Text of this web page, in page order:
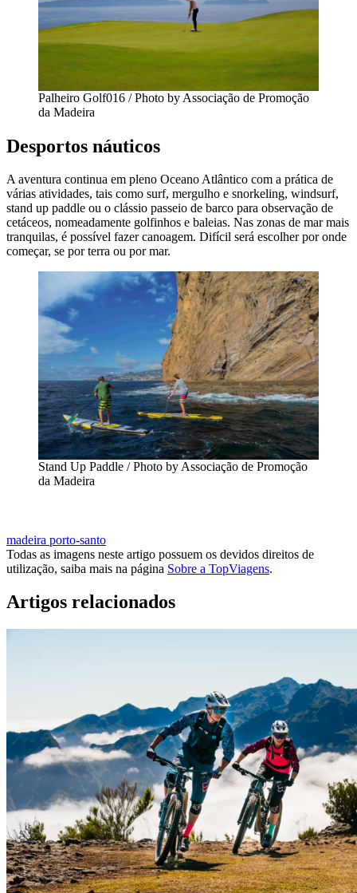
Palheiro Golf016 / Photo by Associação de Promoção
da Madeira
Desportos náuticos
A aventura continua em pleno Oceano Atlântico com a prática de
várias atividades, tais como surf, mergulho e snorkeling, windsurf,
stand up paddle ou o clássio passeio de barco para observação de
cetáceos, nomeadamente golfinhos e baleias. Nas zonas de mar mais
tranquilas, é possível fazer canoagem. Difícil será escolher por onde
começar, se por terra ou por mar.
Stand Up Paddle / Photo by Associação de Promoção
da Madeira
madeira porto-santo
Todas as imagens neste artigo possuem os devidos direitos de
utilização, saiba mais na página Sobre a TopViagens.
Artigos relacionados